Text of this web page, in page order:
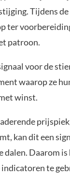
Tijdens de
ter
patroon.
voor de
waarop ze
winst.
kan dit een
dalen. Daarom
te